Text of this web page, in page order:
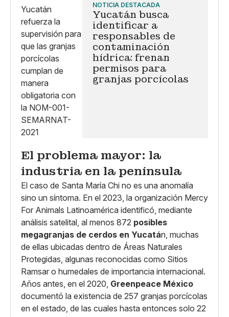
NOTICIA DESTACADA
Yucatán busca
identificar a
responsables de
contaminación
hídrica: frenan
permisos para
granjas porcícolas
El problema mayor: la
industria en la península
El caso de Santa María Chi no es una anomalía
sino un síntoma. En el 2023, la organización Mercy
For Animals Latinoamérica identificó, mediante
análisis satelital, al menos 872 posibles
megagranjas de cerdos en Yucatán, muchas
de ellas ubicadas dentro de Áreas Naturales
Protegidas, algunas reconocidas como Sitios
Ramsar o humedales de importancia internacional.
Años antes, en el 2020, Greenpeace México
documentó la existencia de 257 granjas porcícolas
en el estado, de las cuales hasta entonces solo 22